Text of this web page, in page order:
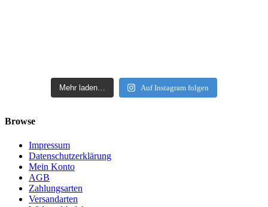
Mehr laden… Auf Instagram folgen
Browse
Impressum
Datenschutzerklärung
Mein Konto
AGB
Zahlungsarten
Versandarten